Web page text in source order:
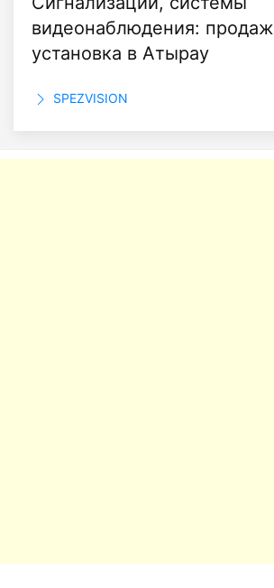
видеонаблюдения:
установка в Атырау
SPEZVISION